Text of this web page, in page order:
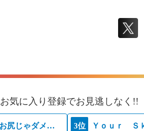
お気に入り登録でお見逃しなく!!
えっちなお尻じゃダメですか？ 3位